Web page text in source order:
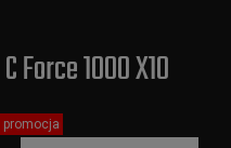
C Force 1000 X10
promocja